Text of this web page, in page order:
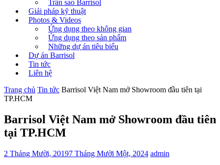
Trần sao Barrisol
Giải pháp kỹ thuật
Photos & Videos
Ứng dụng theo không gian
Ứng dụng theo sản phẩm
Những dự án tiêu biểu
Dự án Barrisol
Tin tức
Liên hệ
Trang chủ Tin tức Barrisol Việt Nam mở Showroom đầu tiên tại
TP.HCM
Barrisol Việt Nam mở Showroom đầu tiên
tại TP.HCM
2 Tháng Mười, 20197 Tháng Mười Một, 2024 admin